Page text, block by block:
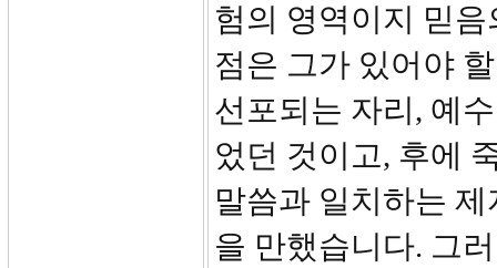
험의 영역이지 믿
점은 그가 있어야
선포되는 자리, 예
었던 것이고, 후에
말씀과 일치하는
을 만했습니다. 그